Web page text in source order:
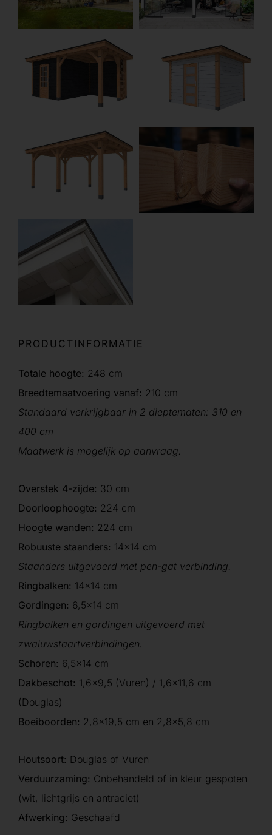
PRODUCTINFORMATIE
Totale hoogte: 248 cm
Breedtemaatvoering vanaf: 210 cm
Standaard verkrijgbaar in 2 dieptematen: 310 en
400 cm
Maatwerk is mogelijk op aanvraag.
Overstek 4-zijde: 30 cm
Doorloophoogte: 224 cm
Hoogte wanden: 224 cm
Robuuste staanders: 14×14 cm
Staanders uitgevoerd met pen-gat verbinding.
Ringbalken: 14×14 cm
Gordingen: 6,5×14 cm
Ringbalken en gordingen uitgevoerd met
zwaluwstaartverbindingen.
Schoren: 6,5×14 cm
Dakbeschot: 1,6×9,5 (Vuren) / 1,6×11,6 cm
(Douglas)
Boeiboorden: 2,8×19,5 cm en 2,8×5,8 cm
Houtsoort: Douglas of Vuren
Verduurzaming: Onbehandeld of in kleur gespoten
(wit, lichtgrijs en antraciet)
Afwerking: Geschaafd